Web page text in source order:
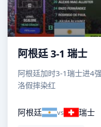
阿根廷 3-1 瑞士
阿根廷加时3-1瑞士进4
洛假摔染红
阿根廷 vs 瑞士